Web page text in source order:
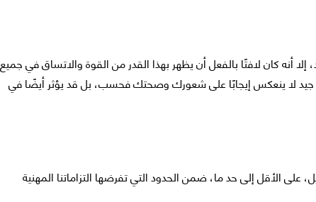
إلا أنه كان لافتًا بالفعل أن يظهر بهذا القدر من القوة والاتساق في جميع
جيد لا ينعكس إيجابًا على شعورك وصحتك فحسب، بل قد يؤثر أيضًا في
على الأقل إلى حد ما، ضمن الحدود التي تفرضها التزاماتنا المهنية